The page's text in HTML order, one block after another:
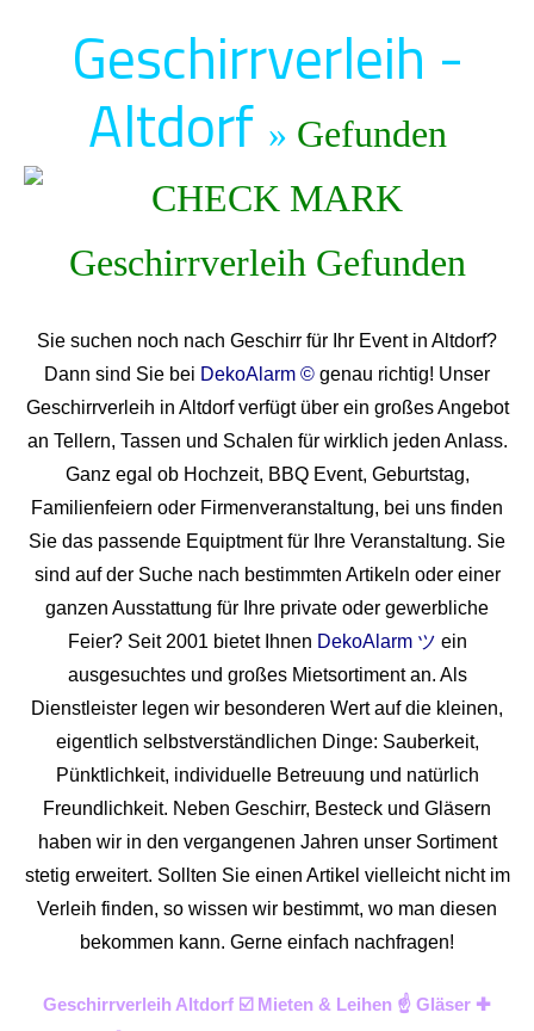
Geschirrverleih -
Altdorf » Gefunden
Sie suchen noch nach Geschirr für Ihr Event in Altdorf?
Dann sind Sie bei DekoAlarm © genau richtig! Unser
Geschirrverleih in Altdorf verfügt über ein großes Angebot
an Tellern, Tassen und Schalen für wirklich jeden Anlass.
Ganz egal ob Hochzeit, BBQ Event, Geburtstag,
Familienfeiern oder Firmenveranstaltung, bei uns finden
Sie das passende Equiptment für Ihre Veranstaltung. Sie
sind auf der Suche nach bestimmten Artikeln oder einer
ganzen Ausstattung für Ihre private oder gewerbliche
Feier? Seit 2001 bietet Ihnen DekoAlarm ツ ein
ausgesuchtes und großes Mietsortiment an. Als
Dienstleister legen wir besonderen Wert auf die kleinen,
eigentlich selbstverständlichen Dinge: Sauberkeit,
Pünktlichkeit, individuelle Betreuung und natürlich
Freundlichkeit. Neben Geschirr, Besteck und Gläsern
haben wir in den vergangenen Jahren unser Sortiment
stetig erweitert. Sollten Sie einen Artikel vielleicht nicht im
Verleih finden, so wissen wir bestimmt, wo man diesen
bekommen kann. Gerne einfach nachfragen!
Geschirrverleih Altdorf ☑️ Mieten & Leihen ☝️ Gläser ✚